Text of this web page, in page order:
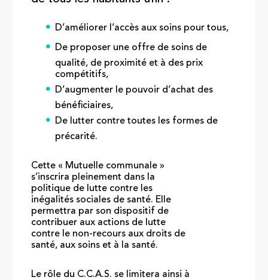
D’améliorer l’accès aux soins pour tous,
De proposer une offre de soins de
qualité, de proximité et à des prix
compétitifs,
D’augmenter le pouvoir d’achat des
bénéficiaires,
De lutter contre toutes les formes de
précarité.
Cette « Mutuelle communale »
s’inscrira pleinement dans la
politique de lutte contre les
inégalités sociales de santé. Elle
permettra par son dispositif de
contribuer aux actions de lutte
contre le non-recours aux droits de
santé, aux soins et à la santé.
Le rôle du C.C.A.S. se limitera ainsi à